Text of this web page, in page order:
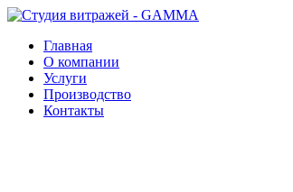
Главная
О компании
Услуги
Производство
Контакты